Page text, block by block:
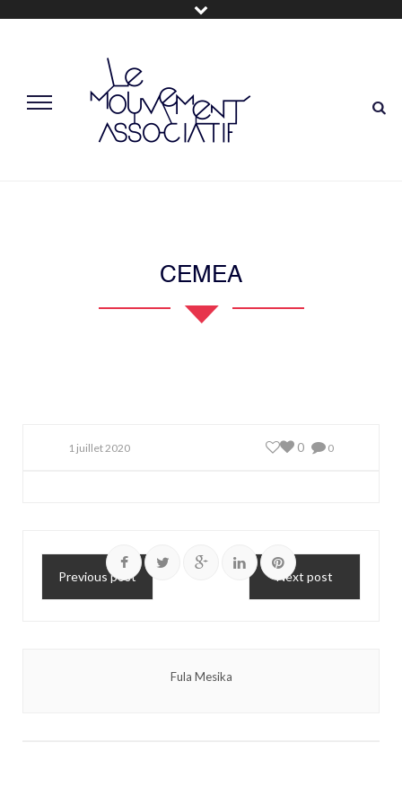
CEMEA
1 juillet 2020 0
0
Previous post Next post
Fula Mesika